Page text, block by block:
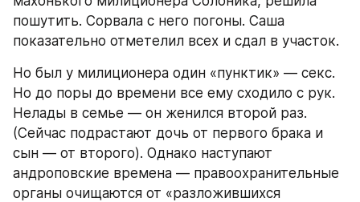
пошутить. Сорвала с него погоны. Саша
показательно отметелил всех и сдал в участок.
Но был у милиционера один «пунктик» — секс.
Но до поры до времени все ему сходило с рук.
Нелады в семье — он женился второй раз.
(Сейчас подрастают дочь от первого брака и
сын — от второго). Однако наступают
андроповские времена — правоохранительные
органы очищаются от «разложившихся